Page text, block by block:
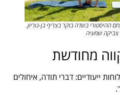
ההיסטורי בשדה בוקר בצריף בן-גוריון.
צביקה שמעיה
מחודשת
ייעודיים: דברי תודה, איחולים